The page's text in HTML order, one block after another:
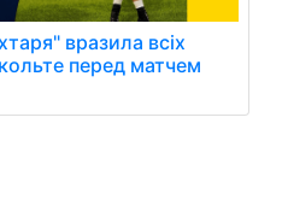
вразила всіх
перед матчем